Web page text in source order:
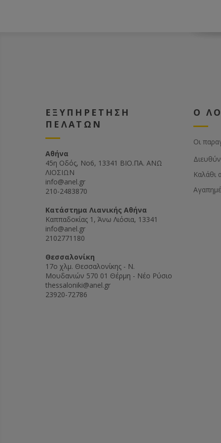
ΕΞΥΠΗΡΕΤΗΣΗ
ΠΕΛΑΤΩΝ
Αθήνα
45η Οδός, Νο6, 13341 ΒΙΟ.ΠΑ. ΑΝΩ
ΛΙΟΣΙΩΝ
info@anel.gr
210-2483870
Kατάστημα Λιανικής Αθήνα
Καππαδοκίας 1, Άνω Λιόσια, 13341
info@anel.gr
2102771180
Θεσσαλονίκη
17ο χλμ. Θεσσαλονίκης - Ν.
Μουδανιών 570 01 Θέρμη - Νέο Ρύσιο
thessaloniki@anel.gr
23920-72786
Ο
Οι
Καλάθι